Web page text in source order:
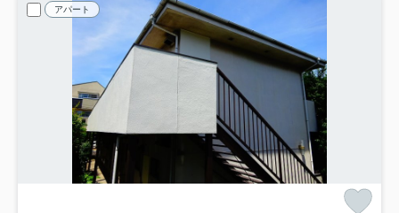
アパート